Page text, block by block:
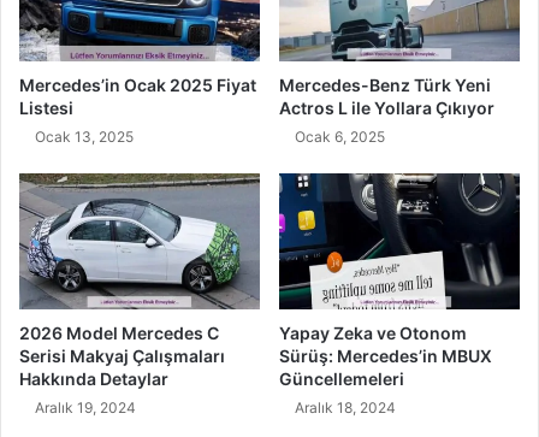
Mercedes’in Ocak 2025 Fiyat
Listesi
Ocak 13, 2025
Mercedes-Benz Türk Yeni
Actros L ile Yollara Çıkıyor
Ocak 6, 2025
2026 Model Mercedes C
Serisi Makyaj Çalışmaları
Hakkında Detaylar
Aralık 19, 2024
Yapay Zeka ve Otonom
Sürüş: Mercedes’in MBUX
Güncellemeleri
Aralık 18, 2024